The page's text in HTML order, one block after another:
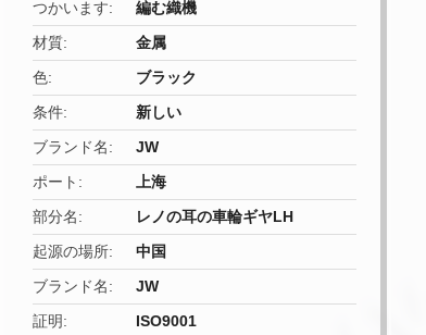
つかいます
編む織機
材質
金属
色
ブラック
条件
新しい
ブランド名
JW
ポート
上海
部分名
レノの耳の車輪ギヤLH
起源の場所
中国
ブランド名
JW
証明
ISO9001